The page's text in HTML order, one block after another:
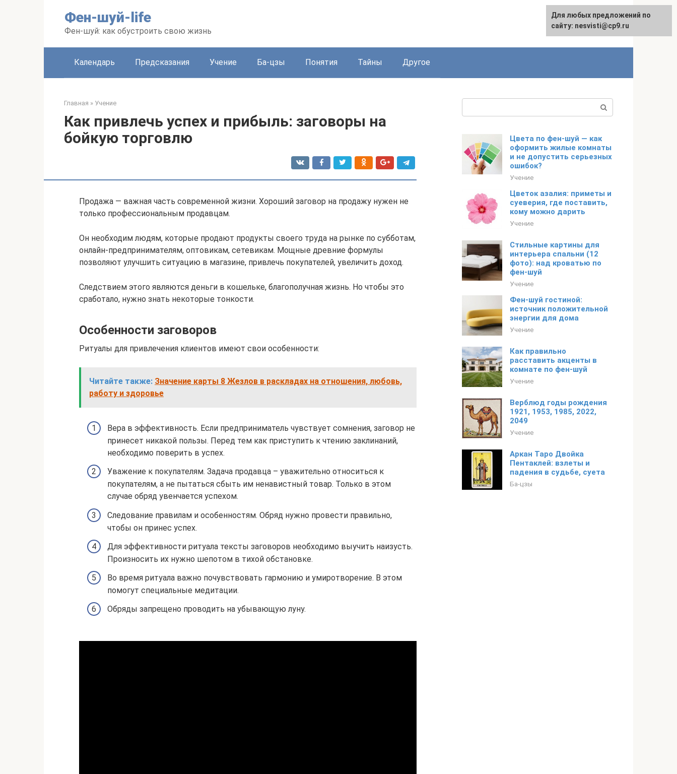
Фен-шуй-life
Фен-шуй: как обустроить свою жизнь
Календарь Предсказания Учение Ба-цзы Понятия Тайны Другое
Главная » Учение
Как привлечь успех и прибыль: заговоры на
бойкую торговлю
Продажа — важная часть современной жизни. Хороший заговор на продажу нужен не
только профессиональным продавцам.
Он необходим людям, которые продают продукты своего труда на рынке по субботам,
онлайн-предпринимателям, оптовикам, сетевикам. Мощные древние формулы
позволяют улучшить ситуацию в магазине, привлечь покупателей, увеличить доход.
Следствием этого являются деньги в кошельке, благополучная жизнь. Но чтобы это
сработало, нужно знать некоторые тонкости.
Особенности заговоров
Ритуалы для привлечения клиентов имеют свои особенности:
Читайте также: Значение карты 8 Жезлов в раскладах на отношения, любовь,
работу и здоровье
Вера в эффективность. Если предприниматель чувствует сомнения, заговор не
принесет никакой пользы. Перед тем как приступить к чтению заклинаний,
необходимо поверить в успех.
Уважение к покупателям. Задача продавца – уважительно относиться к
покупателям, а не пытаться сбыть им ненавистный товар. Только в этом
случае обряд увенчается успехом.
Следование правилам и особенностям. Обряд нужно провести правильно,
чтобы он принес успех.
Для эффективности ритуала тексты заговоров необходимо выучить наизусть.
Произносить их нужно шепотом в тихой обстановке.
Во время ритуала важно почувствовать гармонию и умиротворение. В этом
помогут специальные медитации.
Обряды запрещено проводить на убывающую луну.
Цвета по фен-шуй — как
оформить жилые комнаты
и не допустить серьезных
ошибок?
Учение
Цветок азалия: приметы и
суеверия, где поставить,
кому можно дарить
Учение
Стильные картины для
интерьера спальни (12
фото): над кроватью по
фен-шуй
Учение
Фен-шуй гостиной:
источник положительной
энергии для дома
Учение
Как правильно
расставить акценты в
комнате по фен-шуй
Учение
Верблюд годы рождения
1921, 1953, 1985, 2022,
2049
Учение
Аркан Таро Двойка
Пентаклей: взлеты и
падения в судьбе, суета
Ба-цзы
Для любых предложений по
сайту: nesvisti@cp9.ru